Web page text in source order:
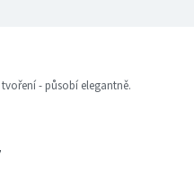
- působí elegantně.